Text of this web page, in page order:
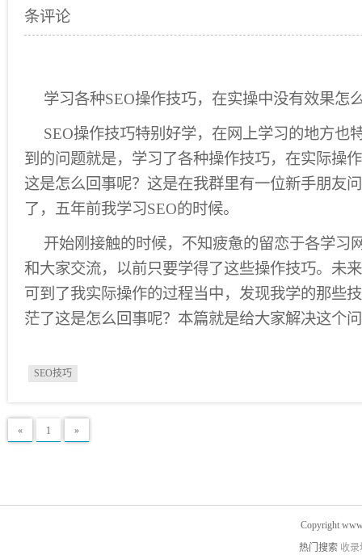
条评论
学习各种SEO操作技巧，在实操中没有效果怎
SEO操作技巧特别好学，在网上学习的地方也
到的问题就是，学习了各种操作技巧，在实际操
这是怎么回事呢？这是在我群里有一位新手朋友
了，五年前我学习SEO的时候。
开始刚接触的时候，不知疲惫的留恋于各学习
和大家交流，以前只要学得了这些操作技巧。未
可到了我实际操作的过程当中，发现我学的那些
茫了这是怎么回事呢？本篇就是给大家解决这个
SEO技巧
« 1 »
Copyright
热门搜索 收录